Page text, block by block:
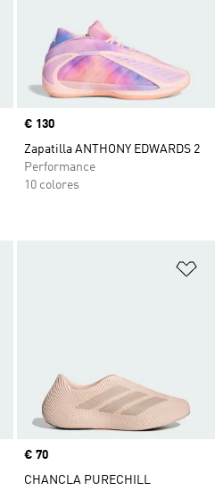
Precio
€ 130
Zapatilla ANTHONY EDWARDS 2
Performance
10 colores
Precio
€ 70
CHANCLA PURECHILL